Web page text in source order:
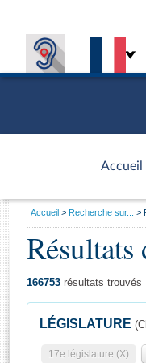
Accueil
d'accueil
Général
Vous
Accueil Recherche sur...
Résultats
166753 résultats trouvés
LÉGISLATURE
17e législature (X)